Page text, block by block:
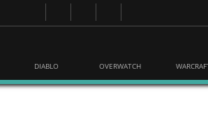
DIABLO OVERWATCH